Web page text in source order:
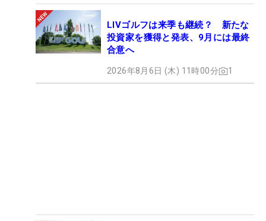
LIVゴルフは来季も継続？ 新たな
投資家を獲得と発表、9月には最終
合意へ
2026年8月6日 (木) 11時00分 1